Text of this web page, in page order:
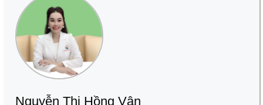
Nguyễn Thị Hồng Vân